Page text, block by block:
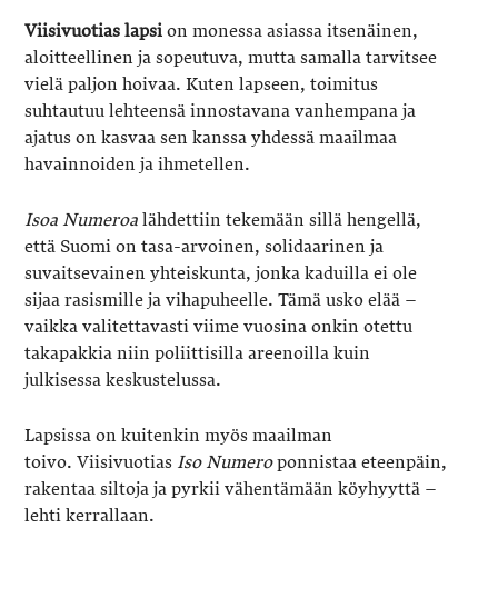
Viisivuotias lapsi on monessa asiassa itsenäinen,
aloitteellinen ja sopeutuva, mutta samalla tarvitsee
vielä paljon hoivaa. Kuten lapseen, toimitus
suhtautuu lehteensä innostavana vanhempana ja
ajatus on kasvaa sen kanssa yhdessä maailmaa
havainnoiden ja ihmetellen.
Isoa Numeroa lähdettiin tekemään sillä hengellä,
että Suomi on tasa-arvoinen, solidaarinen ja
suvaitsevainen yhteiskunta, jonka kaduilla ei ole
sijaa rasismille ja vihapuheelle. Tämä usko elää –
vaikka valitettavasti viime vuosina onkin otettu
takapakkia niin poliittisilla areenoilla kuin
julkisessa keskustelussa.
Lapsissa on kuitenkin myös maailman
toivo. Viisivuotias Iso Numeroponnistaa eteenpäin,
rakentaa siltoja ja pyrkii vähentämään köyhyyttä –
lehti kerrallaan.